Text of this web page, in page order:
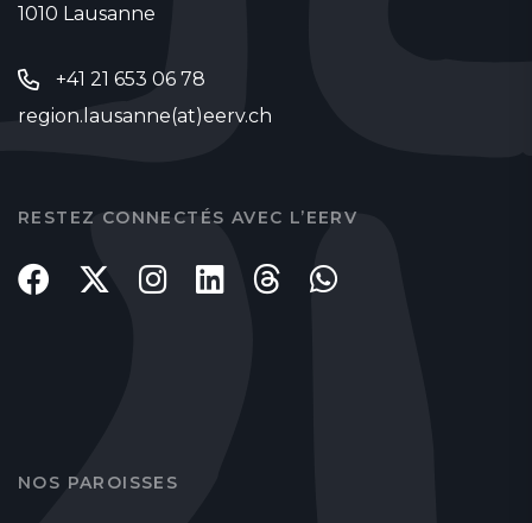
1010 Lausanne
+41 21 653 06 78
region.lausanne(at)eerv.ch
RESTEZ CONNECTÉS AVEC L’EERV
NOS PAROISSES